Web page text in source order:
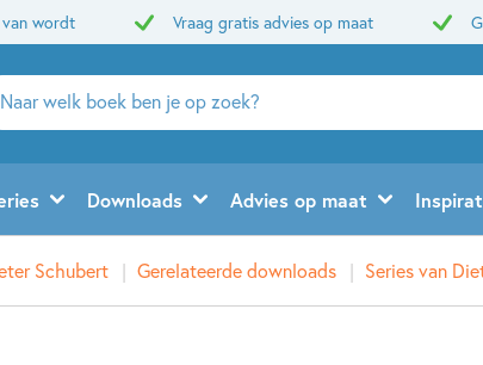
wordt Vraag gratis advies op maat
Downloads Advies op maat
Schubert Gerelateerde downloads Series van